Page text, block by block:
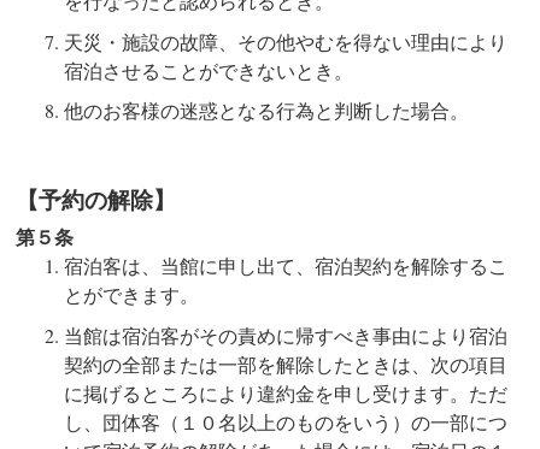
天災・施設の故障、その他やむを得ない理由により
宿泊させることができないとき。
他のお客様の迷惑となる行為と判断した場合。
【予約の解除】
第５条
宿泊客は、当館に申し出て、宿泊契約を解除するこ
とができます。
当館は宿泊客がその責めに帰すべき事由により宿泊
契約の全部または一部を解除したときは、次の項目
に掲げるところにより違約金を申し受けます。ただ
し、団体客（１０名以上のものをいう）の一部につ